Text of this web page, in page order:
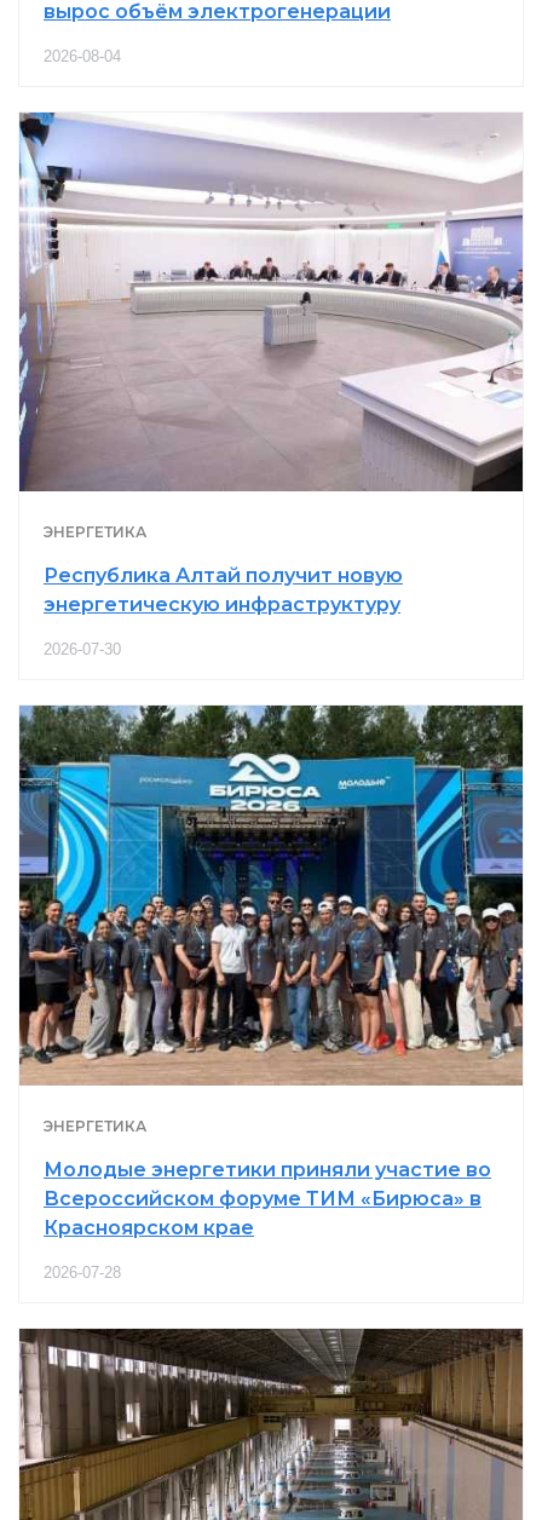
вырос объём электрогенерации
2026-08-04
ЭНЕРГЕТИКА
Республика Алтай получит новую
энергетическую инфраструктуру
2026-07-30
ЭНЕРГЕТИКА
Молодые энергетики приняли участие во
Всероссийском форуме ТИМ «Бирюса» в
Красноярском крае
2026-07-28